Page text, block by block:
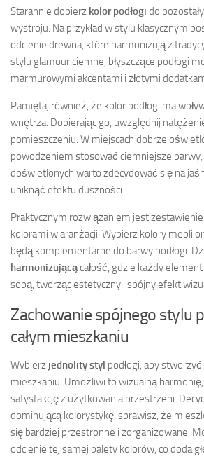
Starannie dobierz kolor podłogi do
wystroju. Na przykład w stylu klasycznym
odcienie drewna, które harmonizują z
stylu glamour ciemne, błyszczące podłogi
marmurowymi akcentami i złotymi
Pamiętaj również, że kolor podłogi ma
wnętrza. Dobierając go, uwzględnij
pomieszczeniu. W miejscach dobrze
powodzeniem stosować ciemniejsze barwy,
doświetlonych warto zdecydować się na
uniknąć efektu duszności.
Praktycznym rozwiązaniem jest zestawienie
kolorami w aranżacji. Wybierz kolory mebli
będą komplementarne do barwy podłogi.
harmonizującącałość, gdzie każdy element
sobą, tworząc estetyczny i spójny efekt
Zachowanie spójnego stylu
całym mieszkaniu
Wybierz jednolity styl podłogi, aby stworzyć
mieszkaniu. Umożliwi to wizualną
satysfakcję z użytkowania przestrzeni.
dominującą kolorystykę, sprawisz, że
się bardziej przestronne i zorganizowane.
odcienie tej samej palety kolorów, co doda